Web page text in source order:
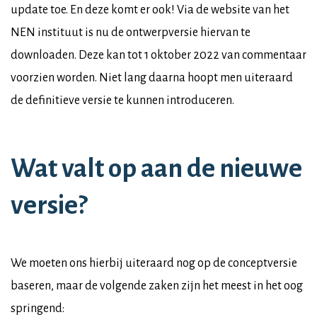
update toe. En deze komt er ook! Via de website van het
NEN instituut is nu de ontwerpversie hiervan te
downloaden. Deze kan tot 1 oktober 2022 van commentaar
voorzien worden. Niet lang daarna hoopt men uiteraard
de definitieve versie te kunnen introduceren.
Wat valt op aan de nieuwe
versie?
We moeten ons hierbij uiteraard nog op de conceptversie
baseren, maar de volgende zaken zijn het meest in het oog
springend: